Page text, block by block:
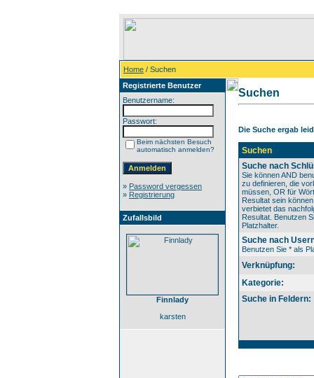
Home / Suchen
Registrierte Benutzer
Benutzername:
Passwort:
Beim nächsten Besuch
automatisch anmelden?
» Password vergessen
» Registrierung
Zufallsbild
Finnlady
karsten
Suchen
Die Suche ergab
Suchen
Suche nach
Sie können AND
zu definieren, die
müssen, OR für
Resultat sein
verbietet das
Resultat. Benutzen
Platzhalter.
Suche nach
Benutzen Sie * als
Verknüpfung:
Kategorie:
Suche in Feldern: